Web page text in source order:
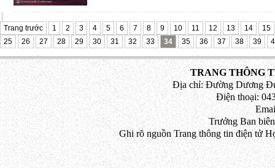
Trang trước 1 2 3 4 5 6 7 8 9 10 11 12 13 14
15
25
26 27 28 29 30 31 32 33 34 35 36 37 38 39
TRANG THÔNG
Địa chỉ: Đường Dương
Điện thoại:
Trưởng Ban
Ghi rõ nguồn Trang thông tin điện tử